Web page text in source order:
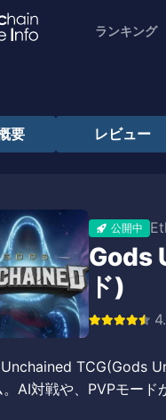
ランキング
要 レビュー
公開中
Gods
ド)
TCG(Gods
AI対戦や、PVPモード